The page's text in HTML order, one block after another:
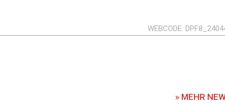
WEBCODE
» MEHR